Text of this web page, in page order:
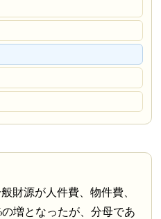
財源が人件費、物件費、
増となったが、分母であ